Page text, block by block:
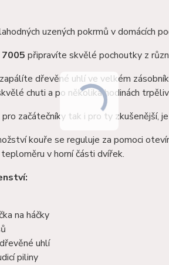
uzených pokrmů v domácích
7005 připravíte skvělé pochoutky z
dřevěné uhlí ve velkém
chuti a po několika hodinách
pro začátečníky tak i pro ty zkušenější,
kouře se reguluje za pomoci
v horní části dvířek.
na háčky
uhlí
piliny